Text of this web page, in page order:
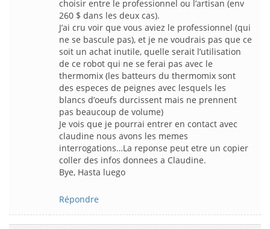
choisir entre le professionnel ou l’artisan (env
260 $ dans les deux cas).
J’ai cru voir que vous aviez le professionnel (qui
ne se bascule pas), et je ne voudrais pas que ce
soit un achat inutile, quelle serait l’utilisation
de ce robot qui ne se ferai pas avec le
thermomix (les batteurs du thermomix sont
des especes de peignes avec lesquels les
blancs d’oeufs durcissent mais ne prennent
pas beaucoup de volume)
Je vois que je pourrai entrer en contact avec
claudine nous avons les memes
interrogations…La reponse peut etre un copier
coller des infos donnees a Claudine.
Bye, Hasta luego
Répondre